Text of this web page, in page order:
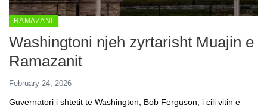
RAMAZANI
Washingtoni njeh zyrtarisht Muajin e
Ramazanit
February 24, 2026
Guvernatori i shtetit të Washington, Bob Ferguson, i cili vitin e